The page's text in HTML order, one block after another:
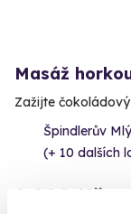
Masáž
Zažijte
Špindlerův
(+ 10 dalších
1 900 Kč